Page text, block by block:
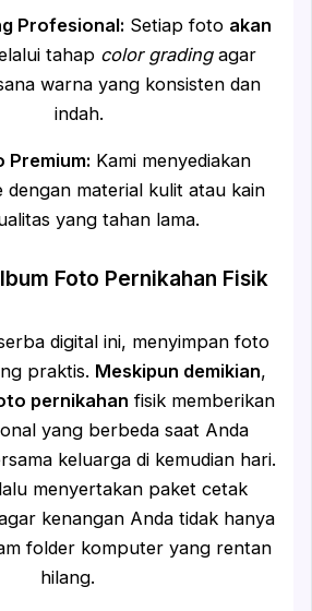
Profesional: Setiap foto akan
tahap color gradingagar
warna yang konsisten dan
indah.
Premium: Kami menyediakan
dengan material kulit atau kain
yang tahan lama.
Foto Pernikahan Fisik
digital ini, menyimpan foto
praktis. Meskipun demikian,
pernikahan fisik memberikan
yang berbeda saat Anda
keluarga di kemudian hari.
menyertakan paket cetak
kenangan Anda tidak hanya
folder komputer yang rentan
hilang.